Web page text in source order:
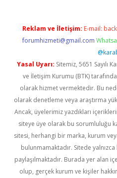
Reklam ve İletişim: E-mail:
forumhizmeti@gmail.com
Yasal Uyarı: Sitemiz, 5651 Sayılı
ve İletişim Kurumu (BTK)
olarak hizmet vermektedir. Bu
olarak denetleme veya araştırma
Ancak, üyelerimiz yazdıkları
siteye üye olarak bu sorumluluğu
sitesi, herhangi bir marka, kurum
bulunmamaktadır. Sitede yalnızca
paylaşılmaktadır. Burada yer alan
olup, gerçek kurum ve kişiler